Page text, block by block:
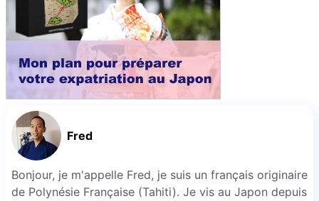
Fred
Bonjour, je m'appelle Fred, je suis un français originaire
de Polynésie Française (Tahiti). Je vis au Japon depuis